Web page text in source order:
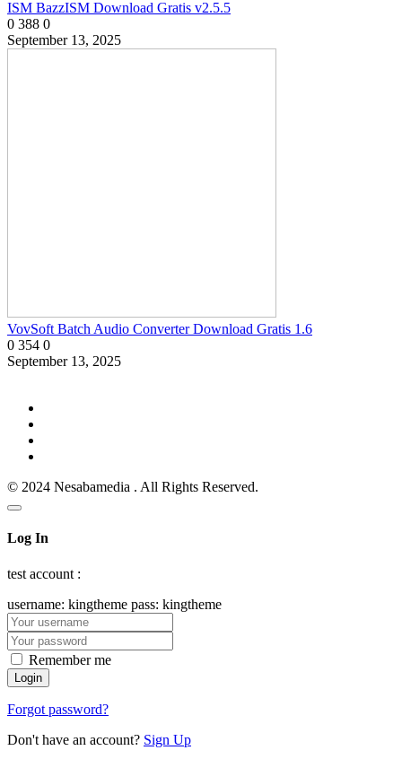
ISM BazzISM Download Gratis v2.5.5
0 388 0
September 13, 2025
VovSoft Batch Audio Converter Download Gratis 1.6
0 354 0
September 13, 2025
© 2024 Nesabamedia . All Rights Reserved.
Log In
test account :
username: kingtheme pass: kingtheme
Remember me
Forgot password?
Don't have an account? Sign Up